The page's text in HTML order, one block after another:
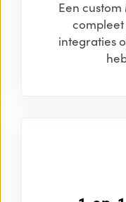
Een
integraties